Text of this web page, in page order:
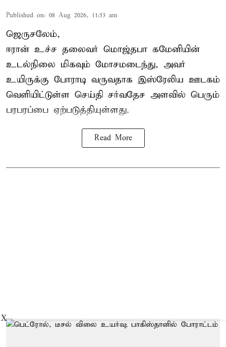
Published on: 08 Aug 2026, 11:53 am
ஜெருசலேம்,
ஈரான் உச்ச தலைவர் மொஜ்தபா கமேனியின்
உடல்நிலை மிகவும் மோசமடைந்து, அவர்
உயிருக்கு போராடி வருவதாக இஸ்ரேலிய ஊடகம்
வெளியிட்டுள்ள செய்தி சர்வதேச அளவில் பெரும்
பரபரப்பை ஏற்படுத்தியுள்ளது.
Read More
X